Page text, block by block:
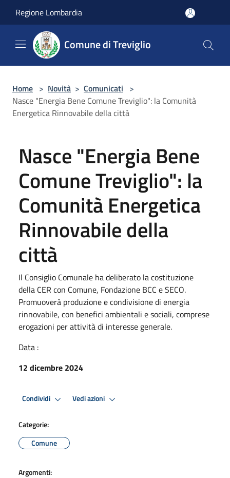
Regione Lombardia
Comune di Treviglio
Home > Novità > Comunicati >
Nasce "Energia Bene Comune Treviglio": la Comunità
Energetica Rinnovabile della città
Nasce "Energia Bene
Comune Treviglio": la
Comunità Energetica
Rinnovabile della
città
Il Consiglio Comunale ha deliberato la costituzione
della CER con Comune, Fondazione BCC e SECO.
Promuoverà produzione e condivisione di energia
rinnovabile, con benefici ambientali e sociali, comprese
erogazioni per attività di interesse generale.
Data :
12 dicembre 2024
Condividi Vedi azioni
Categorie:
Comune
Argomenti: